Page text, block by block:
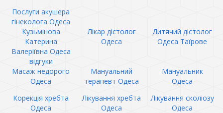
Послуги акушера
гінеколога Одеса
Кузьмінова
Катерина
Валеріївна Одеса
відгуки
Лікар дієтолог
Одеса
Дитячий дієтолог
Одеса Таїрове
Масаж недорого
Одеса
Мануальний
терапевт Одеса
Мануальник
Одеса
Корекція хребта
Одеса
Лікування хребта
Одеса
Лікування сколіозу
Одеса